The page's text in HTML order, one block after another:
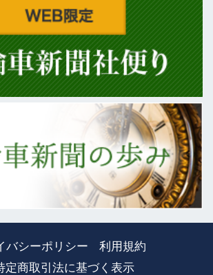
バシーポリシー
利用規約
定商取引法に基づく表示